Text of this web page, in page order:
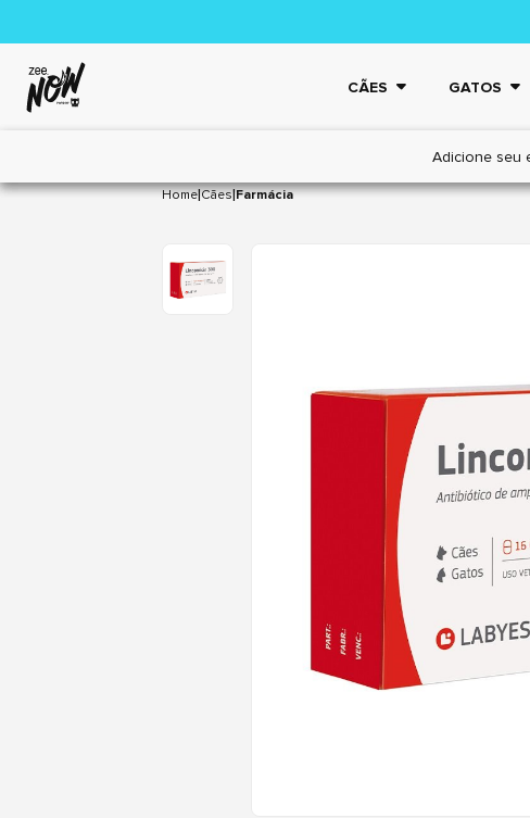
CÃES GATOS
Adicione seu
Home|Cães|Farmácia